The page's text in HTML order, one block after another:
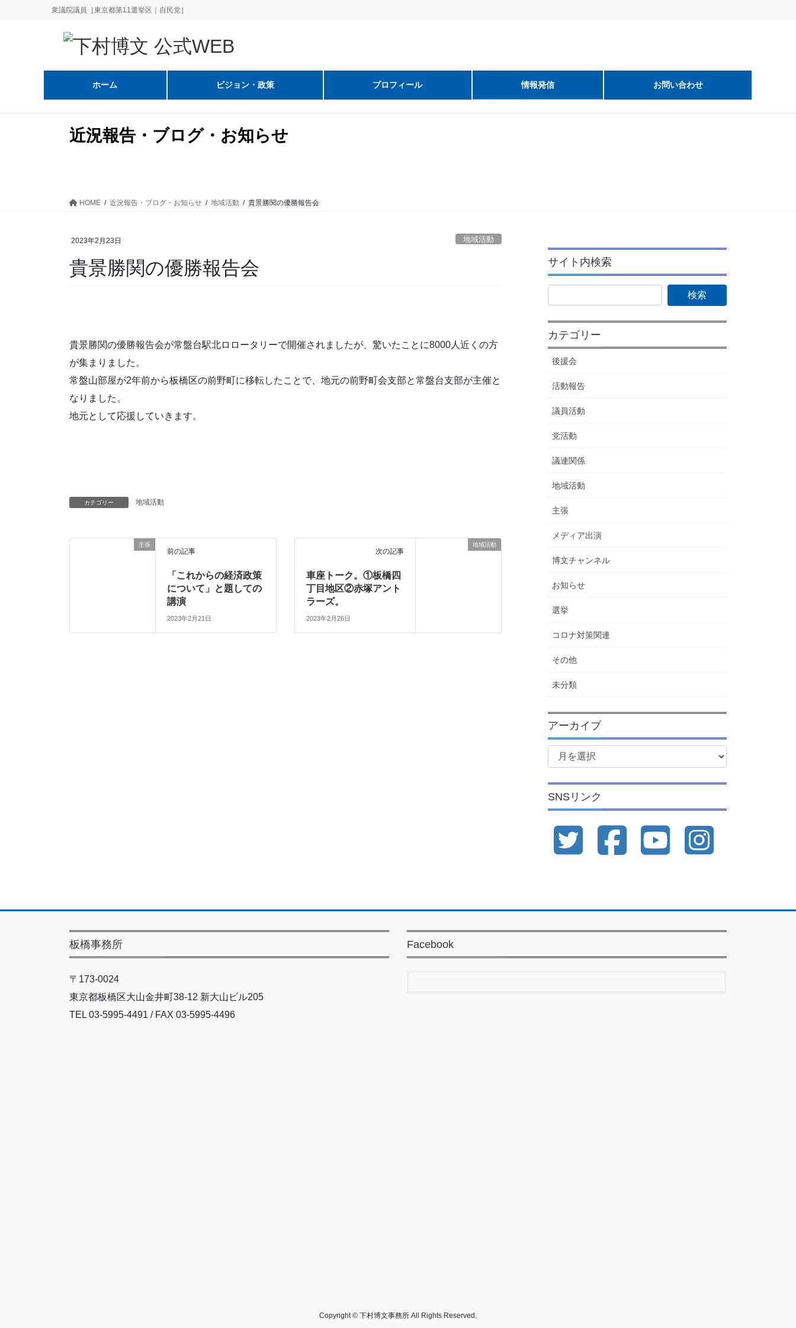
衆議院議員［東京都第11選挙区｜自民党］
ホーム ビジョン・政策 プロフィール 情報発信 お問い合わせ
近況報告・ブログ・お知らせ
HOME 近況報告・ブログ・お知らせ 地域活動 貴景勝関の優勝報告会
2023年2月23日 地域活動
貴景勝関の優勝報告会
貴景勝関の優勝報告会が常盤台駅北ロロータリーで開催されましたが、驚いたことに8000人近くの方
が集まりました。
常盤山部屋が2年前から板橋区の前野町に移転したことで、地元の前野町会支部と常盤台支部が主催と
なりました。
地元として応援していきます。
カテゴリー 地域活動
主張
前の記事
「これからの経済政策
について」と題しての
講演
2023年2月21日
地域活動
次の記事
車座トーク。①板橋四
丁目地区②赤塚アント
ラーズ。
2023年2月26日
サイト内検索
カテゴリー
後援会
活動報告
議員活動
党活動
議連関係
地域活動
主張
メディア出演
博文チャンネル
お知らせ
選挙
コロナ対策関連
その他
未分類
アーカイブ
ア
ブ
SNSリンク
板橋事務所
〒173-0024
東京都板橋区大山金井町38-12 新大山ビル205
TEL 03-5995-4491 / FAX 03-5995-4496
Facebook
Copyright © 下村博文事務所 All Rights Reserved.